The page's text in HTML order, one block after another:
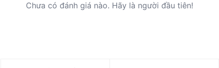
Chưa có đánh giá nào. Hãy là người đầu tiên!